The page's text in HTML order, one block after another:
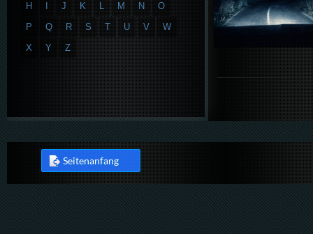
H
J K L M N
O
P
Q R S T U V
W
X
Y Z
Seitenanfang